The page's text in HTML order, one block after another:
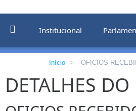
Institucional
Início > OFICIOS
DETALHES